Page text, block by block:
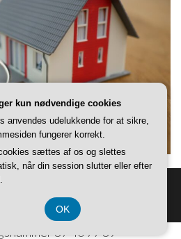
37 40 77 39
kun nødvendige cookies
anvendes udelukkende for at sikre,
fungerer korrekt.
sættes af os og slettes
når din session slutter eller efter
OK